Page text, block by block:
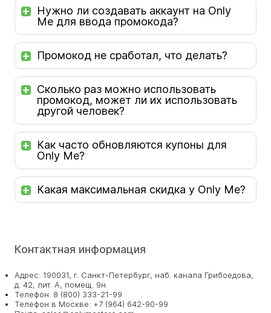
Нужно ли создавать аккаунт на Only
Me для ввода промокода?
Промокод не сработал, что делать?
Сколько раз можно использовать
промокод, может ли их использовать
другой человек?
Как часто обновляются купоны для
Only Me?
Какая максимальная скидка у Only Me?
Контактная информация
Адрес: 190031, г. Санкт-Петербург, наб. канала Грибоедова,
д. 42, лит. А, помещ. 9н
Телефон: 8 (800) 333-21-99
Телефон в Москве: +7 (964) 642-90-99